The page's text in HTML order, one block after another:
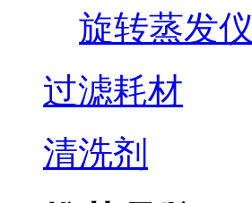
旋转蒸发仪
过滤耗材
清洗剂